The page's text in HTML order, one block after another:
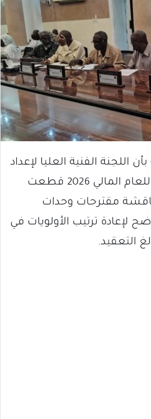
اللجنة الفنية العليا لإعداد
موازنة ولاية الخرطوم للعام المالي 2026 قطعت
مقترحات وحدات
لإعادة ترتيب الأولويات في
التعقيد.